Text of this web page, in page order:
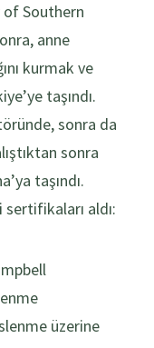
of Southern
anne
kurmak ve
taşındı.
sonra da
sonra
taşındı.
aldı:
üzerine